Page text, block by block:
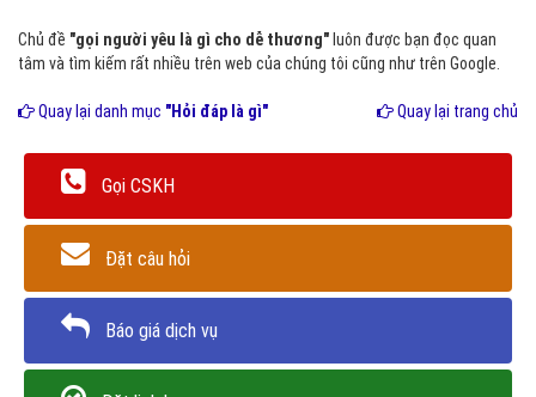
Chủ đề "gọi người yêu là gì cho dễ thương" luôn được bạn đọc quan
tâm và tìm kiếm rất nhiều trên web của chúng tôi cũng như trên Google.
Quay lại danh mục "Hỏi đáp là gì" Quay lại trang chủ
Gọi CSKH
Đặt câu hỏi
Báo giá dịch vụ